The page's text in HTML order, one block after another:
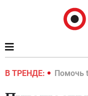
В ТРЕНДЕ:
2022 Помочь